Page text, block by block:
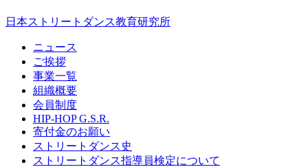
日本ストリートダンス教育研究所
ニュース
ご挨拶
事業一覧
組織概要
会員制度
HIP-HOP G.S.R.
寄付金のお願い
ストリートダンス史
ストリートダンス指導員検定について